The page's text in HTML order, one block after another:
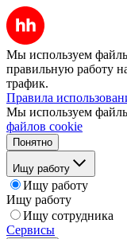
Мы используем
правильную работу
трафик.
Правила
Мы используем
файлов cookie
Понятно
Ищу работу
Ищу работу
Ищу работу
Ищу сотрудника
Сервисы